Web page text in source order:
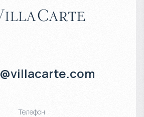
Телефон